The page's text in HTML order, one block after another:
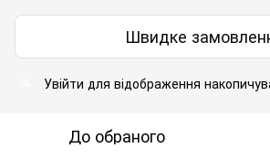
Швидке
Увійти для відображення
До обраного